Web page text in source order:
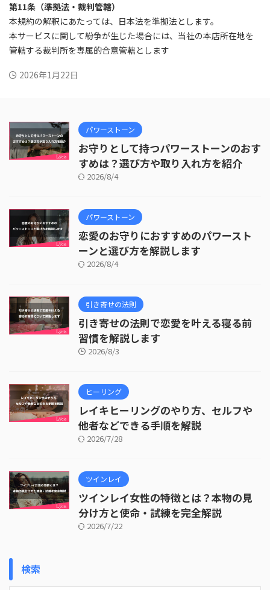
第11条（準拠法・裁判管轄）
本規約の解釈にあたっては、日本法を準拠法とします。
本サービスに関して紛争が生じた場合には、当社の本店所在地を
管轄する裁判所を専属的合意管轄とします
2026年1月22日
パワーストーン
お守りとして持つパワーストーンのおす
すめは？選び方や取り入れ方を紹介
2026/8/4
パワーストーン
恋愛のお守りにおすすめのパワースト
ーンと選び方を解説します
2026/8/4
引き寄せの法則
引き寄せの法則で恋愛を叶える寝る前
習慣を解説します
2026/8/3
ヒーリング
レイキヒーリングのやり方、セルフや
他者などできる手順を解説
2026/7/28
ツインレイ
ツインレイ女性の特徴とは？本物の見
分け方と使命・試練を完全解説
2026/7/22
検索